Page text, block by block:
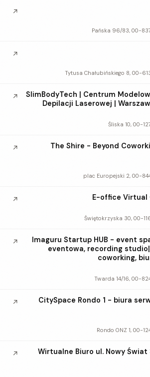
Pańska 96/83, 00-
↗
Tytusa Chałubińskiego 8, 00-
↗
SlimBodyTech | Centrum
Depilacji Laserowej |
Śliska 10, 00-
↗
The Shire - Beyond
plac Europejski 2, 00-
↗
E-office Virtual
Świętokrzyska 30, 00-
↗
Imaguru Startup HUB - event
eventowa, recording
coworking,
Twarda 14/16, 00-
↗
CitySpace Rondo 1 - biura
Rondo ONZ 1, 00-
↗
Wirtualne Biuro ul. Nowy Świat
↗